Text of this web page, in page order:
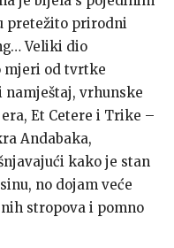
pretežito prirodni
Veliki dio
mjeri od tvrtke
namještaj, vrhunske
Et Cetere i Trike –
Andabaka,
kako je stan
no dojam veće
stropova i pomno